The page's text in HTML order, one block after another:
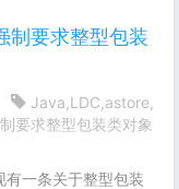
制要求整型包装
Java,LDC,astore,
要求整型包装类对象
一条关于整型包装